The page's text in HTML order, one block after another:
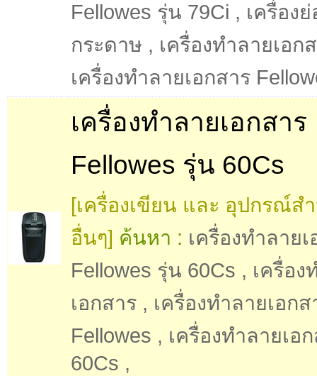
Fellowes รุ่น 79Ci , เครื่อง
กระดาษ , เครื่องทำลายเอก
เครื่องทำลายเอกสาร
เครื่องทำลายเอกสาร
Fellowes รุ่น 60Cs
[เครื่องเขียน และ อุปกรณ์ส
อื่นๆ] ค้นหา : เครื่องทำลาย
Fellowes รุ่น 60Cs , เครื่อง
เอกสาร , เครื่องทำลายเอกส
Fellowes , เครื่องทำลายเอ
60Cs ,